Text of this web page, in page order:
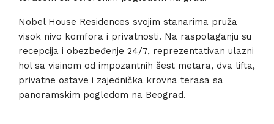
Nobel House Residences svojim stanarima pruža
visok nivo komfora i privatnosti. Na raspolaganju su
recepcija i obezbeđenje 24/7, reprezentativan ulazni
hol sa visinom od impozantnih šest metara, dva lifta,
privatne ostave i zajednička krovna terasa sa
panoramskim pogledom na Beograd.